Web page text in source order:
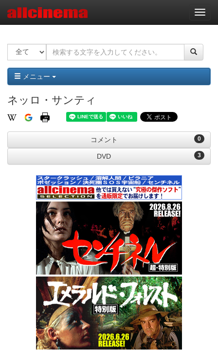
ナ
ビ
ー
ョ
ン
メニュー
ネッロ・サンティ
0
コメント
3
DVD